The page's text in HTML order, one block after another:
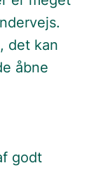
det kan
åbne
godt